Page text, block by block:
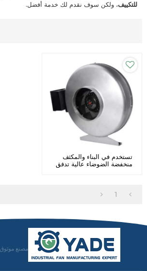
للتكييف، ولكن سوف نقدم لك خدمة أفضل.
تستخدم في البناء والمكثف
منخفضة الضوضاء عالية تدفق
1
مصنع